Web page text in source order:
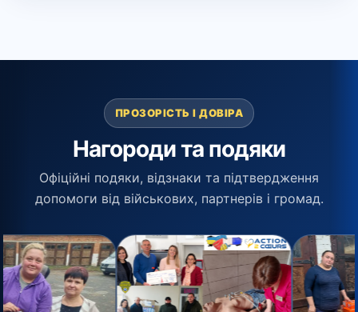
ПРОЗОРІСТЬ І ДОВІРА
Нагороди та подяки
Офіційні подяки, відзнаки та підтвердження
допомоги від військових, партнерів і громад.